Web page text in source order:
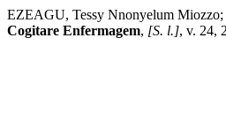
EZEAGU, Tessy Nnonyelum
Cogitare Enfermagem, [S. l.], v. 24,